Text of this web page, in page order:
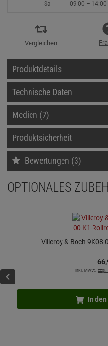
Sa
09:00 – 14:00
Vergleichen
Produktdetails
Technische Daten
Medien (7)
Produktsicherheit
Bewertungen (3)
OPTIONALES
Villeroy & Boch 9K08
66,
inkl. MwSt. zzgl.
In